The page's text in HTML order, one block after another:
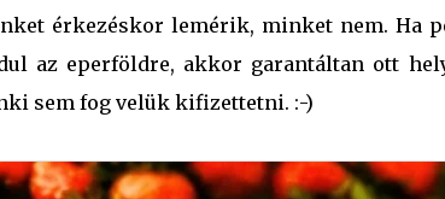
érkezéskor lemérik, minket nem. Ha
az eperföldre, akkor garantáltan ott
sem fog velük kifizettetni. :-)